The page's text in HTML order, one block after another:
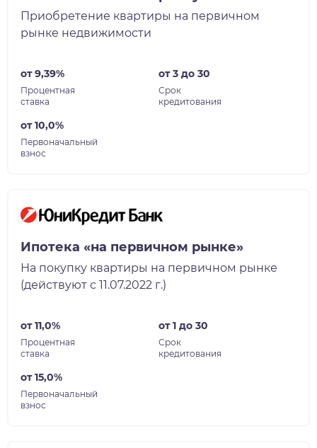
Приобретение квартиры на первичном
рынке недвижимости
от 9,39%
Процентная
ставка
от 3 до 30
Срок
кредитования
от 10,0%
Первоначальный
взнос
Ипотека «на первичном рынке»
На покупку квартиры на первичном рынке
(действуют с 11.07.2022 г.)
от 11,0%
Процентная
ставка
от 1 до 30
Срок
кредитования
от 15,0%
Первоначальный
взнос